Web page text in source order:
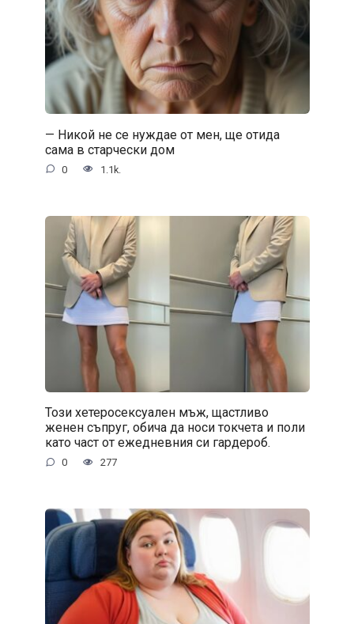
— Никой не се нуждае от мен, ще отида
сама в старчески дом
0 1.1k.
Този хетеросексуален мъж, щастливо
женен съпруг, обича да носи токчета и поли
като част от ежедневния си гардероб.
0 277